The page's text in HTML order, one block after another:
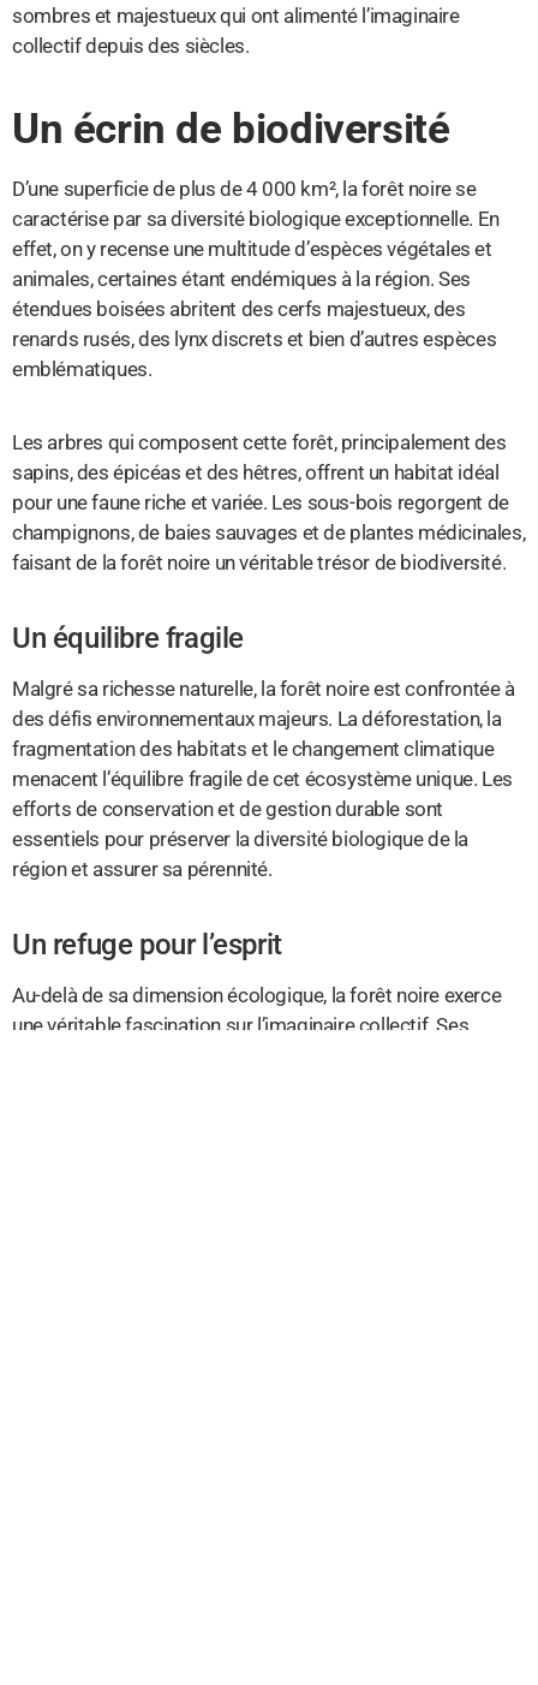
sombres et majestueux qui ont alimenté l’imaginaire
collectif depuis des siècles.
Un écrin de biodiversité
D’une superficie de plus de 4 000 km², la forêt noire se
caractérise par sa diversité biologique exceptionnelle. En
effet, on y recense une multitude d’espèces végétales et
animales, certaines étant endémiques à la région. Ses
étendues boisées abritent des cerfs majestueux, des
renards rusés, des lynx discrets et bien d’autres espèces
emblématiques.
Les arbres qui composent cette forêt, principalement des
sapins, des épicéas et des hêtres, offrent un habitat idéal
pour une faune riche et variée. Les sous-bois regorgent de
champignons, de baies sauvages et de plantes médicinales,
faisant de la forêt noire un véritable trésor de biodiversité.
Un équilibre fragile
Malgré sa richesse naturelle, la forêt noire est confrontée à
des défis environnementaux majeurs. La déforestation, la
fragmentation des habitats et le changement climatique
menacent l’équilibre fragile de cet écosystème unique. Les
efforts de conservation et de gestion durable sont
essentiels pour préserver la diversité biologique de la
région et assurer sa pérennité.
Un refuge pour l’esprit
Au-delà de sa dimension écologique, la forêt noire exerce
une véritable fascination sur l’imaginaire collectif. Ses